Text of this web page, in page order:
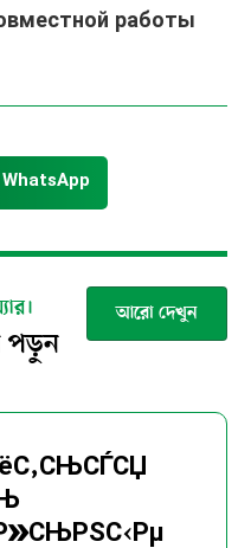
работы
WhatsApp
পড়ুন
আরো দেখুন